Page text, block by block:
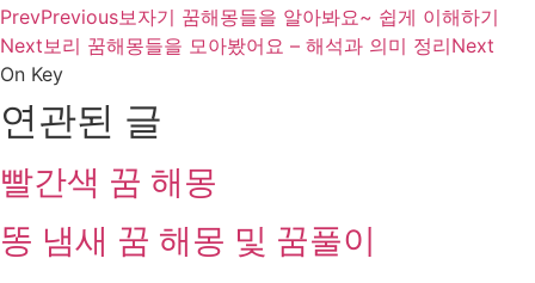
PrevPrevious보자기 꿈해몽들을 알아봐요~ 쉽게 이해하기
Next보리 꿈해몽들을 모아봤어요 – 해석과 의미 정리Next
On Key
연관된 글
빨간색 꿈 해몽
똥 냄새 꿈 해몽 및 꿈풀이